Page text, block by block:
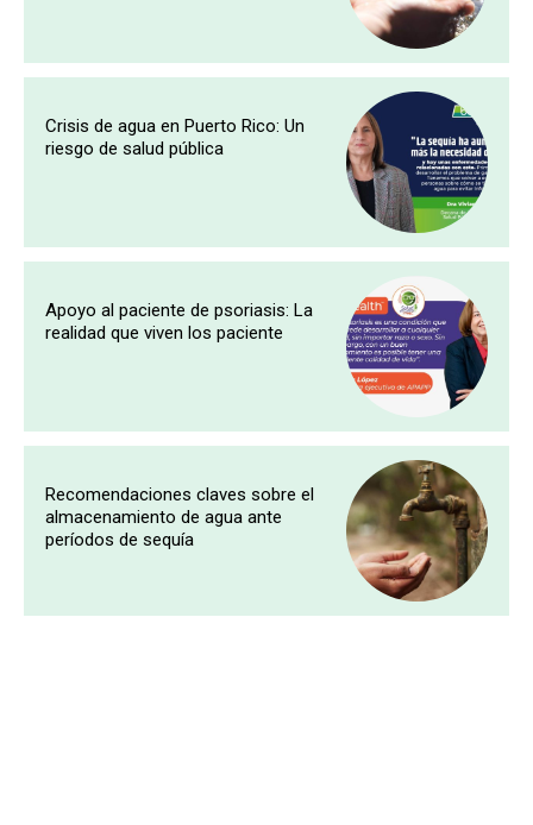
Crisis de agua en Puerto Rico: Un
riesgo de salud pública
Apoyo al paciente de psoriasis: La
realidad que viven los paciente
Recomendaciones claves sobre el
almacenamiento de agua ante
períodos de sequía